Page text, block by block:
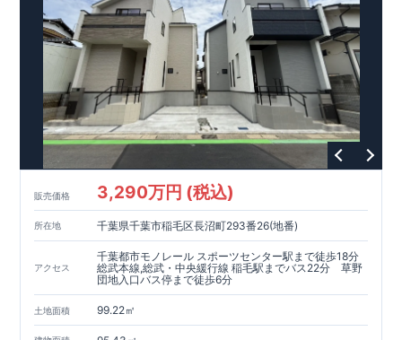
い♪ 東栄住宅 本八幡営業所 TEL:047-377-6220
スマートフォンで見やすい特設サイトはこちら
https://www.e-blooming.com/bukken/12075034/
販売価格 3,290万円 (税込)
所在地 千葉県千葉市稲毛区長沼町293番26(地番)
アクセス
千葉都市モノレール スポーツセンター駅まで徒歩18分
総武本線,総武・中央緩行線 稲毛駅までバス22分 草野
団地入口バス停まで徒歩6分
土地面積 99.22㎡